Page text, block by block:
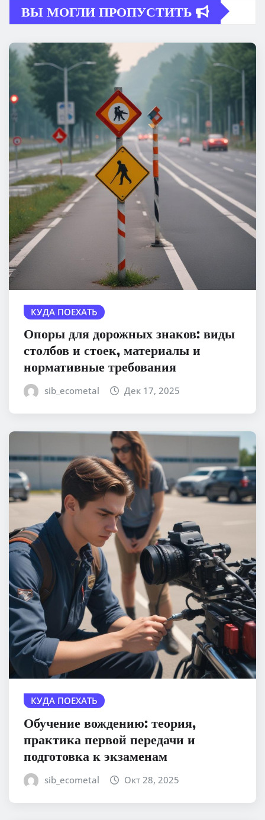
ВЫ МОГЛИ ПРОПУСТИТЬ
КУДА ПОЕХАТЬ
Опоры для дорожных знаков: виды
столбов и стоек, материалы и
нормативные требования
sib_ecometal Дек 17, 2025
КУДА ПОЕХАТЬ
Обучение вождению: теория,
практика первой передачи и
подготовка к экзаменам
sib_ecometal Окт 28, 2025